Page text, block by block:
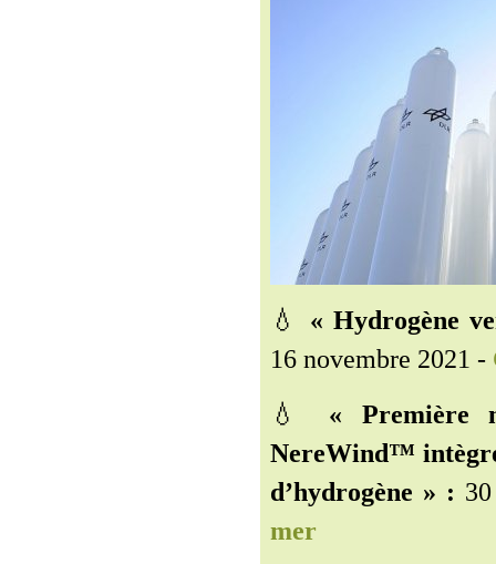
💧 « Hydrogène
16 novembre 2021 -
💧 « Première
NereWind™
d’hydrogène » :
mer